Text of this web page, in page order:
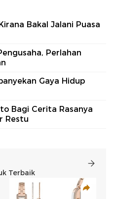
Bakal Jalani Puasa
Perlahan
Gaya Hidup
Bagi Cerita Rasanya
Restu